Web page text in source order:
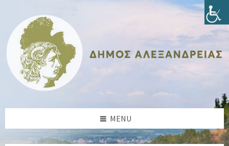
content
sidebar
sidebar
footer
MENU